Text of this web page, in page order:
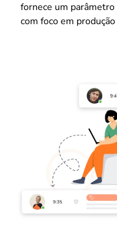
fornece um
com foco em